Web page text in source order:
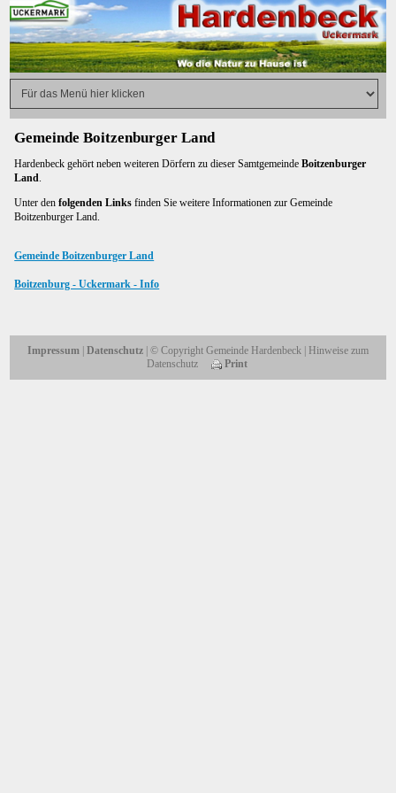
Gemeinde Boitzenburger Land
Hardenbeck gehört neben weiteren Dörfern zu dieser SamtgemeindeBoitzenburger
Land.
Unter denfolgenden Links finden Sie weitere Informationen zur Gemeinde
Boitzenburger Land.
Gemeinde Boitzenburger Land
Boitzenburg - Uckermark - Info
Impressum Datenschutz | © Copyright Gemeinde Hardenbeck | Hinweise zum
Datenschutz
Print